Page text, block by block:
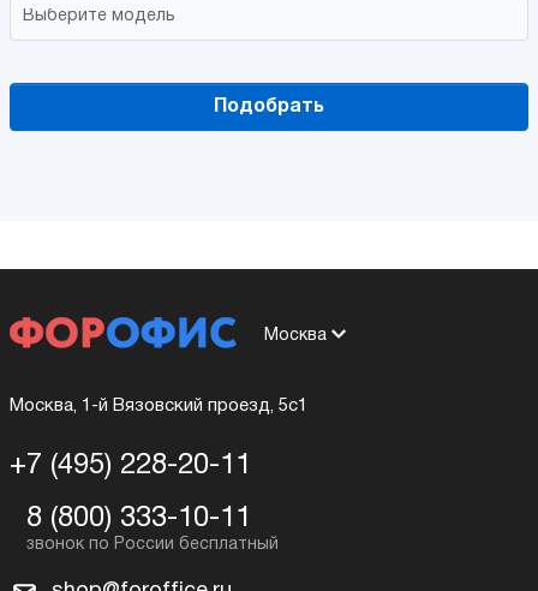
Подобрать
Москва
Москва, 1-й Вязовский проезд, 5с1
+7 (495) 228-20-11
8 (800) 333-10-11